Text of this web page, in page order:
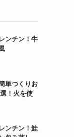
ンチン！牛
単つくりお
！火を使
ンチン！鮭